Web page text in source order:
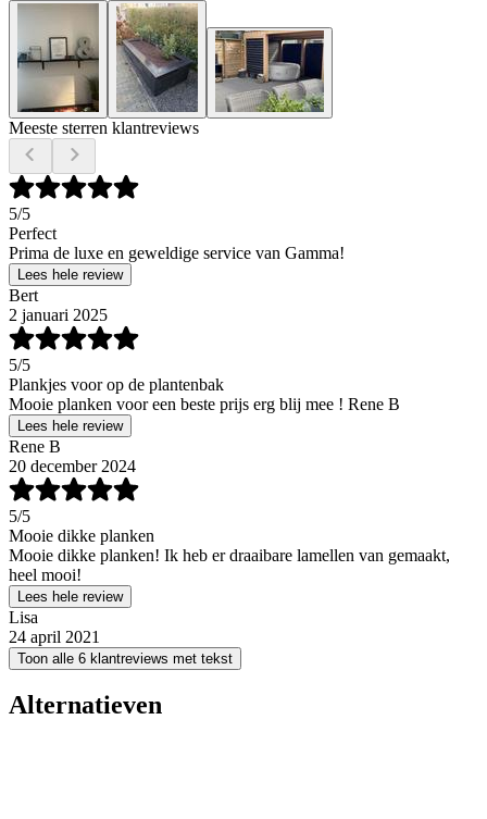
Meeste sterren klantreviews
5/5
Perfect
Prima de luxe en geweldige service van Gamma!
Lees hele review
Bert
2 januari 2025
5/5
Plankjes voor op de plantenbak
Mooie planken voor een beste prijs erg blij mee ! Rene B
Lees hele review
Rene B
20 december 2024
5/5
Mooie dikke planken
Mooie dikke planken! Ik heb er draaibare lamellen van gemaakt,
heel mooi!
Lees hele review
Lisa
24 april 2021
Toon alle 6 klantreviews met tekst
Alternatieven